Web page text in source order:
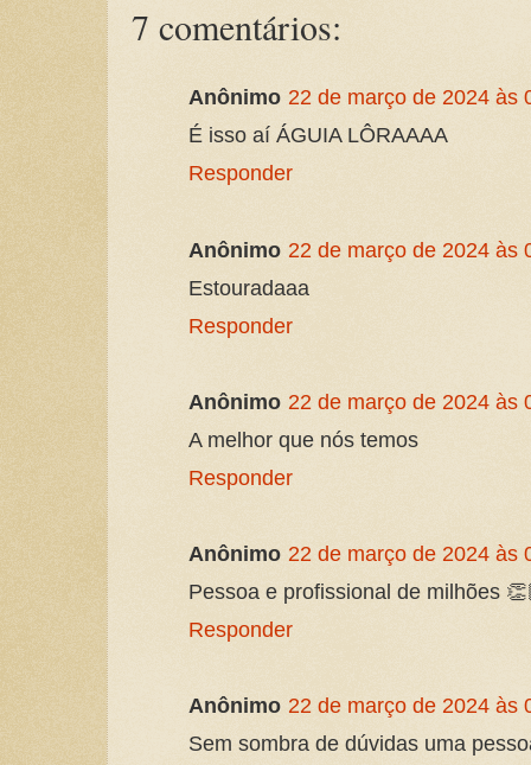
7 comentários:
Anônimo 22 de março de 2024 às
É isso aí ÁGUIA LÔRAAAA
Responder
Anônimo 22 de março de 2024 às
Estouradaaa
Responder
Anônimo 22 de março de 2024 às
A melhor que nós temos
Responder
Anônimo 22 de março de 2024 às
Pessoa e profissional de milhões
Responder
Anônimo 22 de março de 2024 às
Sem sombra de dúvidas uma